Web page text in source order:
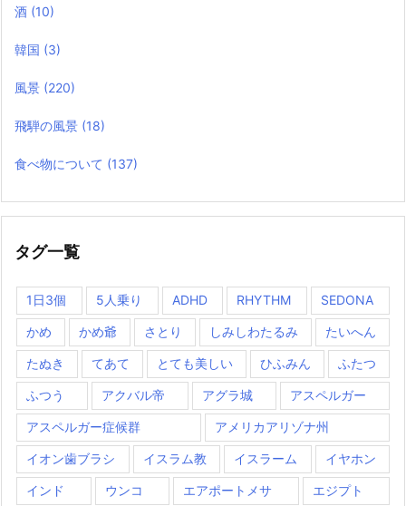
酒 (10)
韓国 (3)
風景 (220)
飛騨の風景 (18)
食べ物について (137)
タグ一覧
1日3個 5人乗り ADHD RHYTHM SEDONA
かめ かめ爺 さとり しみしわたるみ たいへん
たぬき てあて とても美しい ひふみん ふたつ
ふつう アクバル帝 アグラ城 アスペルガー
アスペルガー症候群 アメリカアリゾナ州
イオン歯ブラシ イスラム教 イスラーム イヤホン
インド ウンコ エアポートメサ エジプト